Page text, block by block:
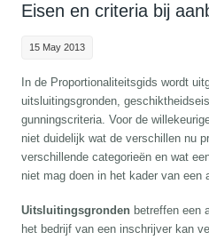
Eisen en criteria bij
15 May 2013
In de Proportionaliteitsgids wordt
uitsluitingsgronden,
gunningscriteria. Voor de
niet duidelijk wat de verschillen nu
verschillende categorieën en wat
niet mag doen in het kader van een
Uitsluitingsgronden betreffen een
het bedrijf van een inschrijver kan